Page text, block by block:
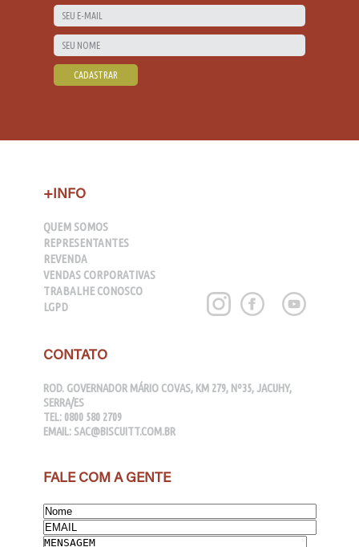
+INFO
QUEM SOMOS
REPRESENTANTES
REVENDA
VENDAS CORPORATIVAS
TRABALHE CONOSCO
LGPD
CONTATO
ROD. GOVERNADOR MÁRIO COVAS, KM 279, Nº35, JACUHY,
SERRA/ES
TEL: 0800 580 2709
EMAIL: SAC@BISCUITT.COM.BR
FALE COM A GENTE